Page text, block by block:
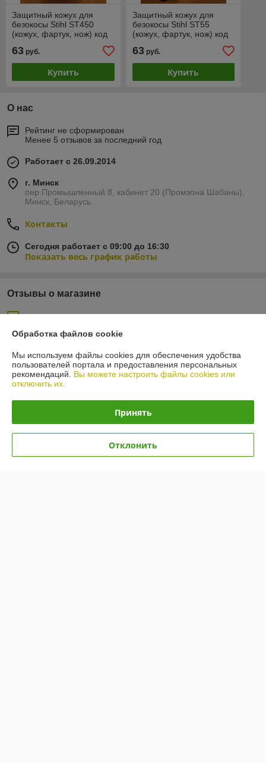
Защитный кожух для
безокосы Stihl ST450
(кожух, фартук, нож) код
63 руб.
Купить
Защитный кожух для
безокосы Stihl ST55
(кожух, фартук, нож) код
63руб.
Купить
О нас
Рейтинг не сформирован
Менее 5 отзывов за последний год
Работает с 26.09.2014
г. Минск
пер.Промышленный 8, кабинет 20 (Промзона Шабаны),
Минск, Беларусь
Контакты
Сегодня работает с 09:00 до 16:30
Показать весь график работы
Отзывы о магазине
30 отзывов за всё время
Андрей
Отлично
Сделка подтверждена через корзину
23.10.2023
Обработка файлов cookie
Мы используем файлы cookies для обеспечения удобства
пользователей портала и предоставления персональных
рекомендаций. Вы можете настроить файлы cookies или
отключить их.
Принять
Отклонить